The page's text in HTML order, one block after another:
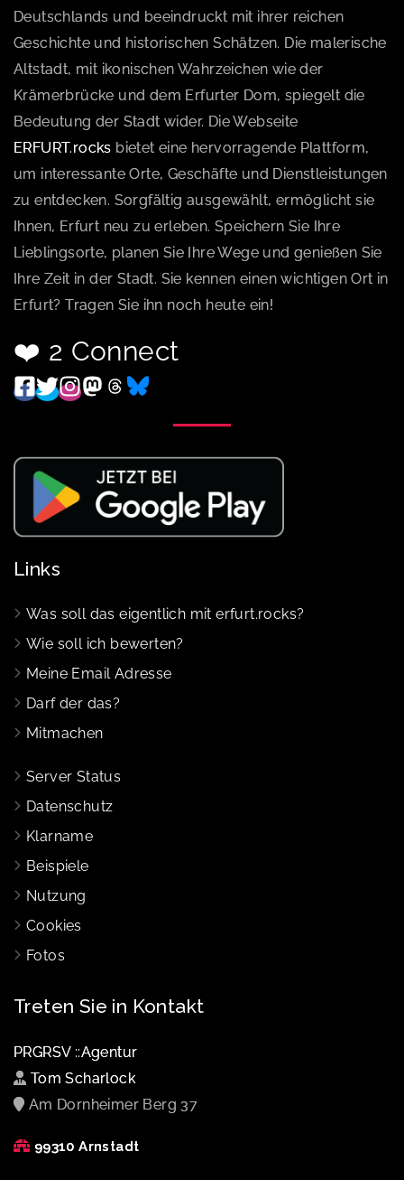
Deutschlands und beeindruckt mit ihrer reichen
Geschichte und historischen Schätzen. Die malerische
Altstadt, mit ikonischen Wahrzeichen wie der
Krämerbrücke und dem Erfurter Dom, spiegelt die
Bedeutung der Stadt wider. Die Webseite
ERFURT.rocks bietet eine hervorragende Plattform,
um interessante Orte, Geschäfte und Dienstleistungen
zu entdecken. Sorgfältig ausgewählt, ermöglicht sie
Ihnen, Erfurt neu zu erleben. Speichern Sie Ihre
Lieblingsorte, planen Sie Ihre Wege und genießen Sie
Ihre Zeit in der Stadt. Sie kennen einen wichtigen Ort in
Erfurt? Tragen Sie ihn noch heute ein!
❤️ 2 Connect
Links
Was soll das eigentlich mit erfurt.rocks?
Wie soll ich bewerten?
Meine Email Adresse
Darf der das?
Mitmachen
Server Status
Datenschutz
Klarname
Beispiele
Nutzung
Cookies
Fotos
Treten Sie in Kontakt
PRGRSV ::Agentur
Tom Scharlock
Am Dornheimer Berg 37
99310 Arnstadt